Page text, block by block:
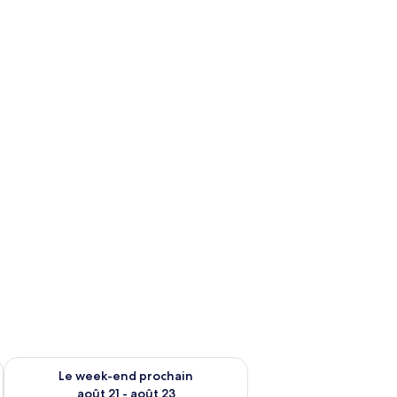
août 14 - août 16
Le week-end prochain
août 21 - août 23
Vérifier la disponibilité pour le week-end prochain août 21 -